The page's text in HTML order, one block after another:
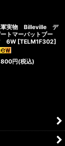
軍実物 Billeville デ
トマーパットブー
6W [TELM1F302]
円(税込)